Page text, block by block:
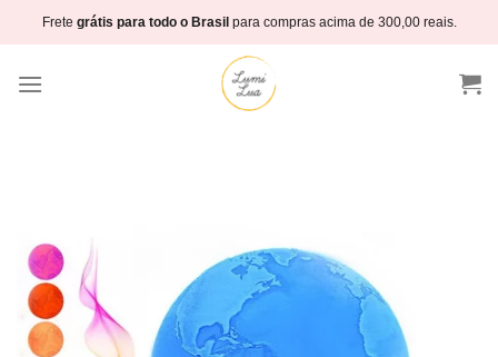
to
Frete grátis para todo o Brasilpara compras acima de 300,00 reais.